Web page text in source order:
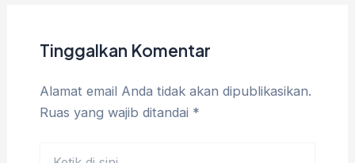
Tinggalkan Komentar
Alamat email Anda tidak akan dipublikasikan.
Ruas yang wajib ditandai *